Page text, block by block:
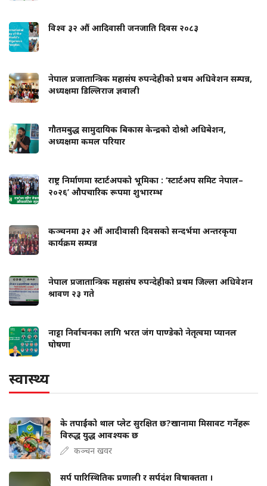
विश्व ३२ औं आदिवासी जनजाति दिवस २०८३
नेपाल प्रजातान्त्रिक महासंघ रुपन्देहीको प्रथम अधिवेशन सम्पन्न,
अध्यक्षमा डिल्लिराज ज्ञवाली
गौतमबुद्ध सामुदायिक बिकास केन्द्रको दोश्रो अधिबेशन,
अध्यक्षमा कमल परियार
राष्ट्र निर्माणमा स्टार्टअपको भूमिका : ‘स्टार्टअप समिट नेपाल–
२०२६’ औपचारिक रूपमा शुभारम्भ
कञ्चनमा ३२ औं आदीवासी दिवसको सन्दर्भमा अन्तरकृया
कार्यक्रम सम्पन्न
नेपाल प्रजातान्त्रिक महासंघ रुपन्देहीको प्रथम जिल्ला अधिवेशन
श्रावण २३ गते
नाट्टा निर्वाचनका लागि भरत जंग पाण्डेको नेतृत्वमा प्यानल
घोषणा
स्वास्थ्य
के तपाईंको थाल प्लेट सुरक्षित छ?खानामा मिसावट गर्नेहरू
विरुद्ध युद्ध आवश्यक छ
कञ्चन खवर
सर्प पारिस्थितिक प्रणाली र सर्पदंश विषाक्तता ।